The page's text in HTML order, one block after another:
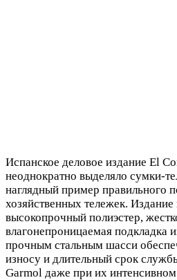
Испанское деловое издание El
неоднократно выделяло сумки-
наглядный пример правильного
хозяйственных тележек. Издание
высокопрочный полиэстер,
влагонепроницаемая подкладка
прочным стальным шасси
износу и длительный срок
Garmol даже при их